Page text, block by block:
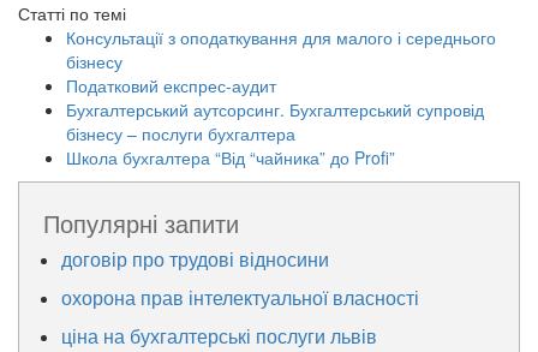
Статті по темі
Консультації з оподаткування для малого і середнього
бізнесу
Податковий експрес-аудит
Бухгалтерський аутсорсинг. Бухгалтерський супровід
бізнесу – послуги бухгалтера
Школа бухгалтера “Від “чайника” до Profi”
Популярні запити
договір про трудові відносини
охорона прав інтелектуальної власності
ціна на бухгалтерські послуги львів